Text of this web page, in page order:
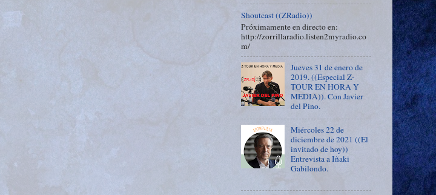
Shoutcast ((ZRadio))
Próximamente en directo en:
http://zorrillaradio.listen2myradio.co
m/
Jueves 31 de enero de
2019. ((Especial Z-
TOUR EN HORA Y
MEDIA)). Con Javier
del Pino.
Miércoles 22 de
diciembre de 2021 ((El
invitado de hoy))
Entrevista a Iñaki
Gabilondo.